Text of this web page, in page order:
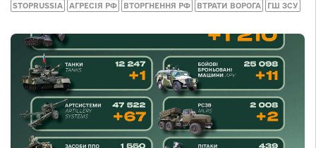
STOPRUSSIA АГРЕСІЯ РФ ВТОРГНЕННЯ РФ ВТРАТИ ВОРОГА ГШ ЗСУ